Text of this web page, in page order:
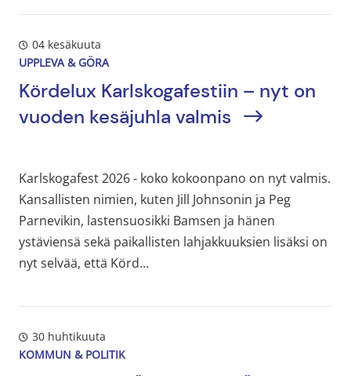
04 kesäkuuta
UPPLEVA & GÖRA
Kördelux Karlskogafestiin – nyt on
vuoden kesäjuhla valmis
Karlskogafest 2026 - koko kokoonpano on nyt valmis.
Kansallisten nimien, kuten Jill Johnsonin ja Peg
Parnevikin, lastensuosikki Bamsen ja hänen
ystäviensä sekä paikallisten lahjakkuuksien lisäksi on
nyt selvää, että Körd...
30 huhtikuuta
KOMMUN & POLITIK